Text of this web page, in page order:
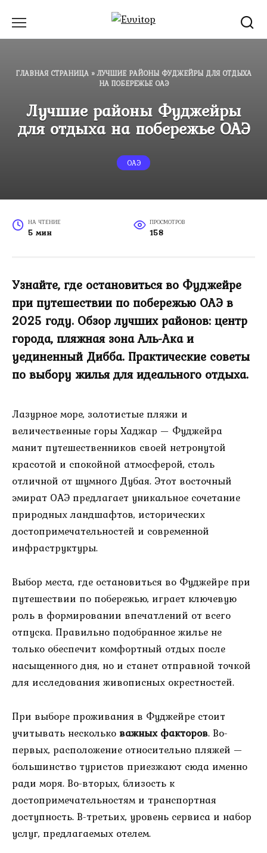
содержанию
ГЛАВНАЯ СТРАНИЦА»ЛУЧШИЕ РАЙОНЫ ФУДЖЕЙРЫ ДЛЯ ОТДЫХА
НА ПОБЕРЕЖЬЕ ОАЭ
Лучшие районы Фуджейры
для отдыха на побережье ОАЭ
ОАЭ
НА ЧТЕНИЕ
5 мин
ПРОСМОТРОВ
158
Узнайте, где остановиться во Фуджейре
при путешествии по побережью ОАЭ в
2025 году. Обзор лучших районов: центр
города, пляжная зона Аль-Ака и
уединенный Дибба. Практические советы
по выбору жилья для идеального отдыха.
Лазурное море, золотистые пляжи и
величественные горы Хаджар — Фуджейра
манит путешественников своей нетронутой
красотой и спокойной атмосферой, столь
отличной от шумного Дубая. Этот восточный
эмират ОАЭ предлагает уникальное сочетание
природных ландшафтов, исторических
достопримечательностей и современной
инфраструктуры.
Выбор места, где остановиться во Фуджейре при
путешествии по побережью, играет ключевую
роль в формировании впечатлений от всего
отпуска. Правильно подобранное жилье не
только обеспечит комфортный отдых после
насыщенного дня, но и станет отправной точкой
для исследования живописных окрестностей.
При выборе проживания в Фуджейре стоит
учитывать нескольковажных факторов. Во-
первых, расположение относительно пляжей —
большинство туристов приезжают сюда именно
ради моря. Во-вторых, близость к
достопримечательностям и транспортная
доступность. В-третьих, уровень сервиса и набор
услуг, предлагаемых отелем.